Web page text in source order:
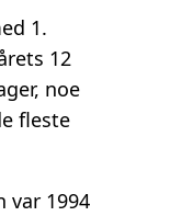
1.
12
noe
fleste
var 1994